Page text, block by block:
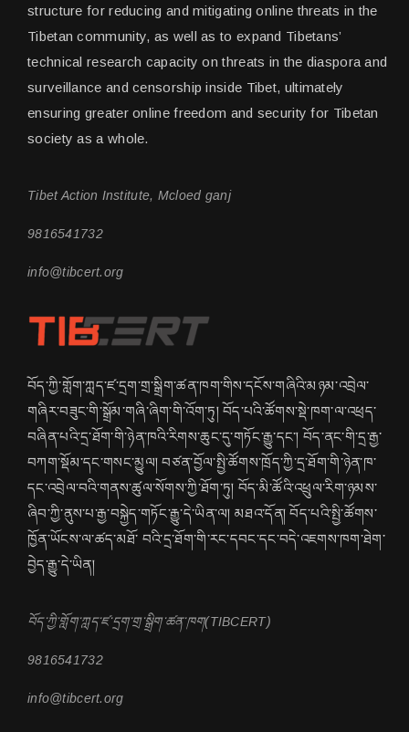
structure for reducing and mitigating online threats in the
Tibetan community, as well as to expand Tibetans’
technical research capacity on threats in the diaspora and
surveillance and censorship inside Tibet, ultimately
ensuring greater online freedom and security for Tibetan
society as a whole.
Tibet Action Institute, Mcloed ganj
9816541732
info@tibcert.org
བོད་ཀྱི་གློག་ཀླད་ཛ་དྲག་གྲ་སྒྲིག་ཚན་ཁག་གིས་དངོས་གཞིའི་མཉམ་འབྲེལ་
གཞིར་བཟུང་གི་སྒྲོམ་གཞི་ཞིག་གི་འོག་ཏུ། བོད་པའི་ཚོགས་སྡེ་ཁག་ལ་འཕྲད་
བཞིན་པའི་དྲ་ཐོག་གི་ཉེན་ཁའི་རིགས་ཆུང་དུ་གཏོང་རྒྱུ་དང་། བོད་ནང་གི་དྲ་རྒྱ་
བཀག་སྡོམ་དང་གསང་མྱུལ། བཙན་བྱོལ་སྤྱི་ཚོགས་ཁྲོད་ཀྱི་དྲ་ཐོག་གི་ཉེན་ཁ་
དང་འབྲེལ་བའི་གནས་ཚུལ་སོགས་ཀྱི་ཐོག་ཏུ། བོད་མི་ཚོའི་འཕྲུལ་རིག་ཉམས་
ཞིབ་ཀྱི་ནུས་པ་རྒྱ་བསྐྱེད་གཏོང་རྒྱུ་དེ་ཡིན་ལ། མཐའ་དོན། བོད་པའི་སྤྱི་ཚོགས་
ཁྱོན་ཡོངས་ལ་ཚད་མཐོ་ བའི་དྲ་ཐོག་གི་རང་དབང་དང་བདེ་འཇགས་ཁག་ཐེག་
བྱེད་རྒྱུ་དེ་ཡིན།
བོད་ཀྱི་གློག་ཀླད་ཛ་དྲག་གྲ་སྒྲིག་ཚན་ཁག(TIBCERT)
9816541732
info@tibcert.org